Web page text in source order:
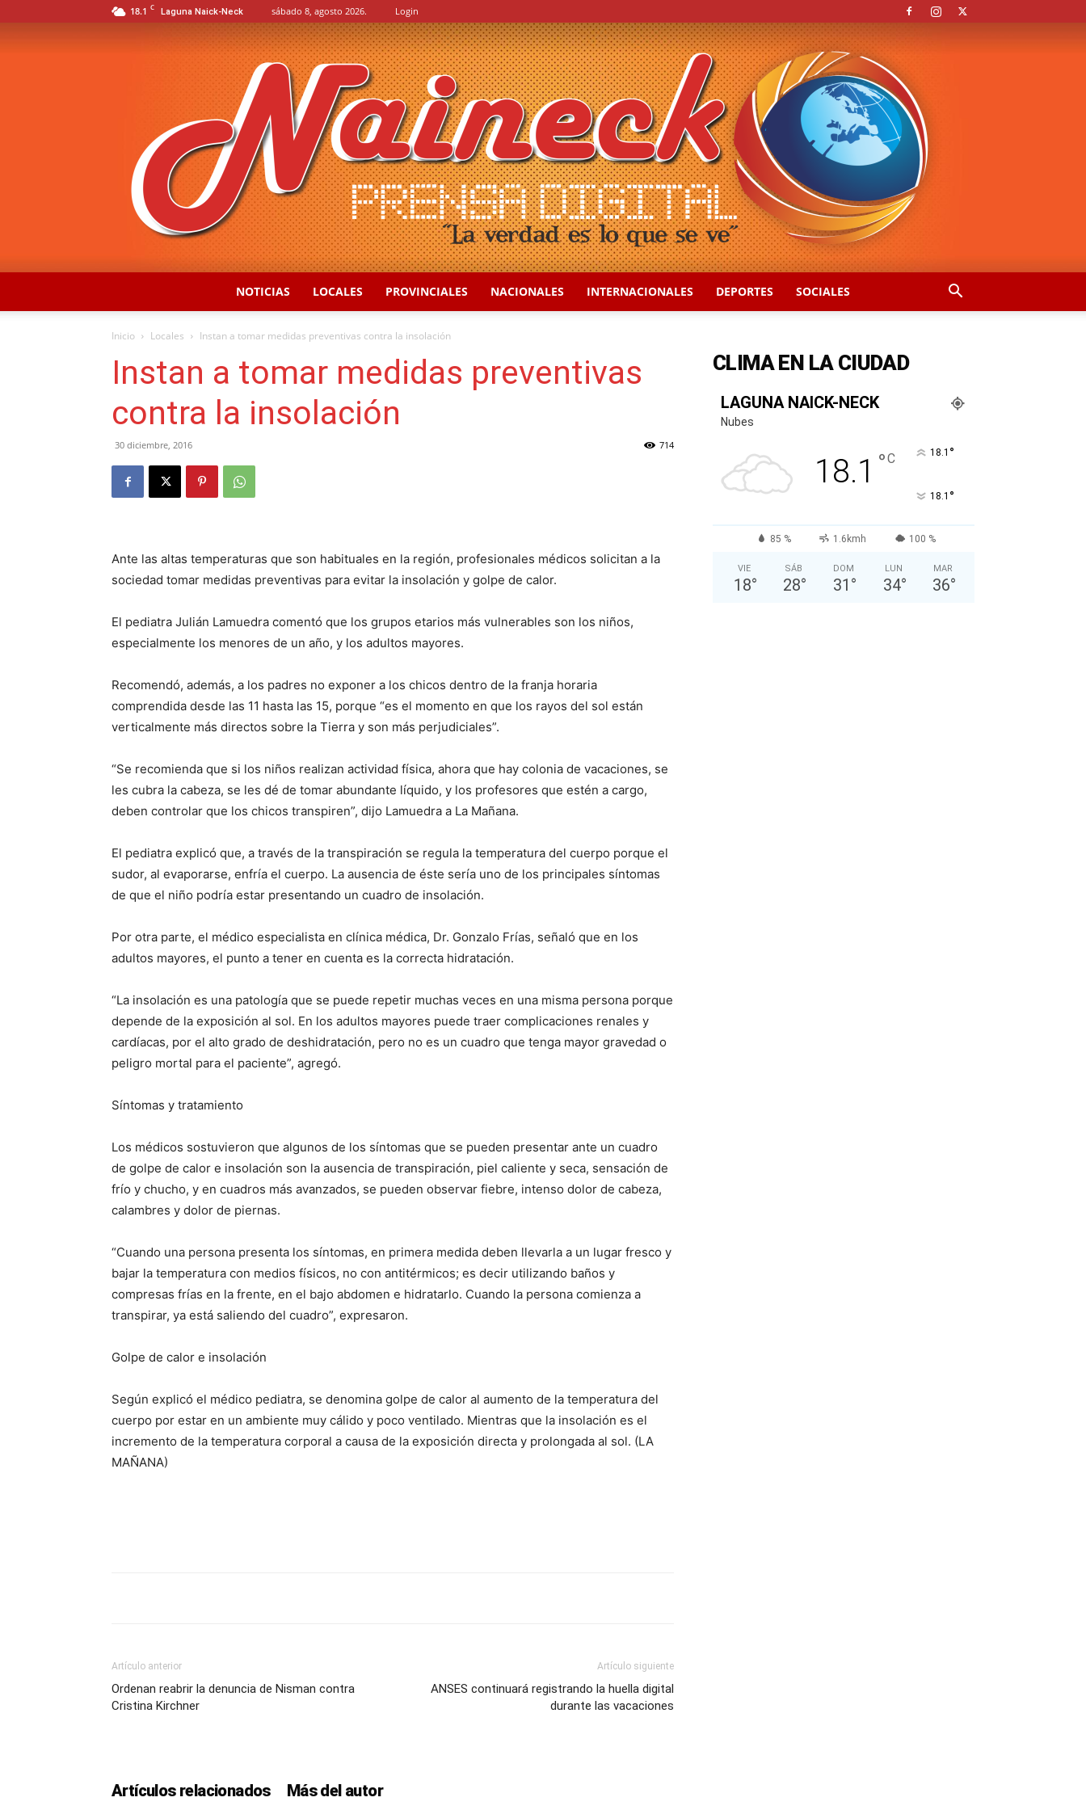
18.1 C Laguna Naick-Neck sábado 8, agosto 2026. Login
La
lo
que
NOTICIAS LOCALES PROVINCIALES NACIONALES INTERNACIONALES DEPORTES SOCIALES
Inicio Locales Instan a tomar medidas preventivas contra la insolación
Instan a tomar medidas preventivas
contra la insolación
30 diciembre, 2016 714
Ante las altas temperaturas que son habituales en la región, profesionales médicos solicitan a la
sociedad tomar medidas preventivas para evitar la insolación y golpe de calor.
El pediatra Julián Lamuedra comentó que los grupos etarios más vulnerables son los niños,
especialmente los menores de un año, y los adultos mayores.
Recomendó, además, a los padres no exponer a los chicos dentro de la franja horaria
comprendida desde las 11 hasta las 15, porque “es el momento en que los rayos del sol están
verticalmente más directos sobre la Tierra y son más perjudiciales”.
“Se recomienda que si los niños realizan actividad física, ahora que hay colonia de vacaciones, se
les cubra la cabeza, se les dé de tomar abundante líquido, y los profesores que estén a cargo,
deben controlar que los chicos transpiren”, dijo Lamuedra a La Mañana.
El pediatra explicó que, a través de la transpiración se regula la temperatura del cuerpo porque el
sudor, al evaporarse, enfría el cuerpo. La ausencia de éste sería uno de los principales síntomas
de que el niño podría estar presentando un cuadro de insolación.
Por otra parte, el médico especialista en clínica médica, Dr. Gonzalo Frías, señaló que en los
adultos mayores, el punto a tener en cuenta es la correcta hidratación.
“La insolación es una patología que se puede repetir muchas veces en una misma persona porque
depende de la exposición al sol. En los adultos mayores puede traer complicaciones renales y
cardíacas, por el alto grado de deshidratación, pero no es un cuadro que tenga mayor gravedad o
peligro mortal para el paciente”, agregó.
Síntomas y tratamiento
Los médicos sostuvieron que algunos de los síntomas que se pueden presentar ante un cuadro
de golpe de calor e insolación son la ausencia de transpiración, piel caliente y seca, sensación de
frío y chucho, y en cuadros más avanzados, se pueden observar fiebre, intenso dolor de cabeza,
calambres y dolor de piernas.
“Cuando una persona presenta los síntomas, en primera medida deben llevarla a un lugar fresco y
bajar la temperatura con medios físicos, no con antitérmicos; es decir utilizando baños y
compresas frías en la frente, en el bajo abdomen e hidratarlo. Cuando la persona comienza a
transpirar, ya está saliendo del cuadro”, expresaron.
Golpe de calor e insolación
Según explicó el médico pediatra, se denomina golpe de calor al aumento de la temperatura del
cuerpo por estar en un ambiente muy cálido y poco ventilado. Mientras que la insolación es el
incremento de la temperatura corporal a causa de la exposición directa y prolongada al sol. (LA
MAÑANA)
Artículo anterior
Ordenan reabrir la denuncia de Nisman contra
Cristina Kirchner
Artículo siguiente
ANSES continuará registrando la huella digital
durante las vacaciones
Artículos relacionados Más del autor
CLIMA EN LA CIUDAD
LAGUNA NAICK-NECK
Nubes
18.1 °C 18.1 °
18.1 °
85 % 1.6kmh 100 %
VIE
18°
SÁB
28°
DOM
31 °
LUN
34°
MAR
36°